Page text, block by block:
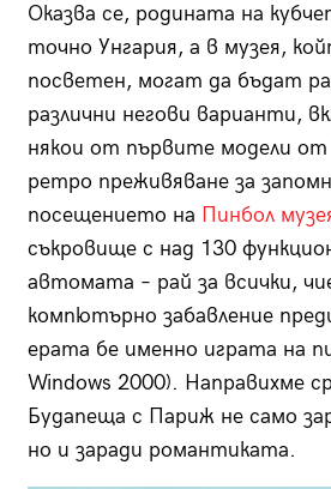
Оказва се, родината на
точно Унгария, а в музея,
посветен, могат да бъдат
различни негови варианти,
някои от първите модели
ретро преживяване за
посещението на Пинбол
съкровище с над 130
автомата – рай за всички,
компютърно забавление
ерата бе именно играта на
Windows 2000). Направихме
Будапеща с Париж не само
но и заради романтиката.